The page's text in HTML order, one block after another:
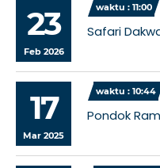
23
Feb 2026
waktu : 11:00
Safari
17
Mar 2025
waktu : 10:44
Pondok